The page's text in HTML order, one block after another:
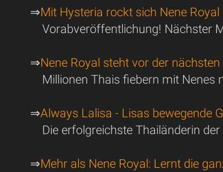
⇒Mit Hysteria rockt sich Nene
Vorabveröffentlichung! Nächster
⇒Nene Royal steht vor der
Millionen Thais fiebern mit Nenes
⇒Always Lalisa - Lisas bewegende
Die erfolgreichste Thailänderin
⇒Mehr als Nene Royal: Lernt die